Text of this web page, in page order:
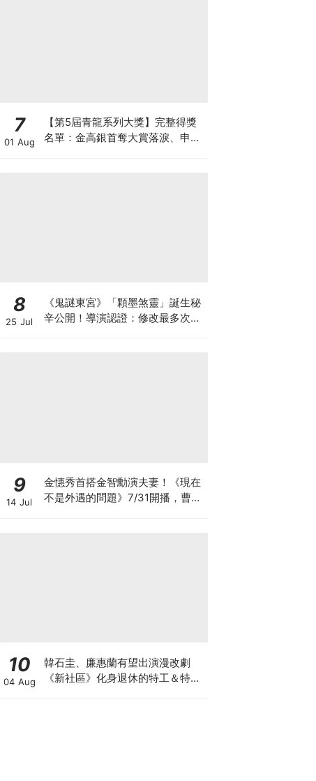
7
01 Aug
【第5屆青龍系列大獎】完整得獎
名單：金高銀首奪大賞落淚、申惠
8
25 Jul
《鬼謎東宮》「顆墨煞靈」誕生秘
辛公開！導演認證：修改最多次的
9
14 Jul
金憓秀首搭金智勳演夫妻！《現在
不是外遇的問題》7/31開播，曹汝
10
04 Aug
韓石圭、廉惠蘭有望出演漫改劇
《新社區》化身退休的特工＆特種